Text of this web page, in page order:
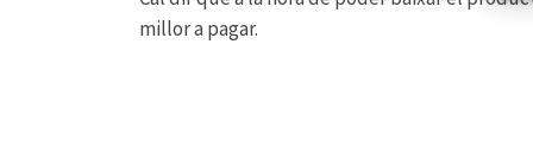
millor a pagar.